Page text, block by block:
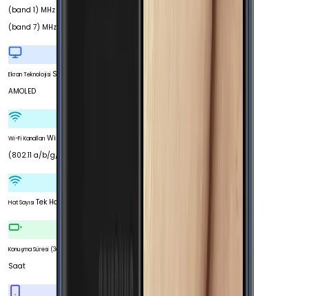
(band 1) MHz 2600
(band 7) MHz
Ekran Teknolojisi Super
AMOLED
Wi-Fi Kanalları Wi-Fi 5
(802.11 a/b/g/n/ac)
Hat Sayısı Tek Hat
Konuşma Süresi (3G)
Saat